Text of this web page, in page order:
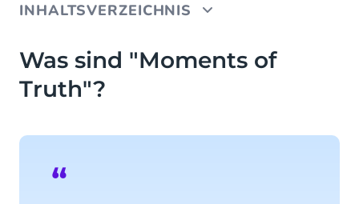
INHALTSVERZEICHNIS
Was sind "Moments of Truth"?
Die unordentliche Mitte
Was sind "Moments of
Truth"?